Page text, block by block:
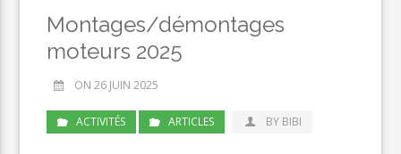
Montages/démontages
moteurs 2025
ON 26 JUIN 2025
ACTIVITÉS ARTICLES BY BIBI